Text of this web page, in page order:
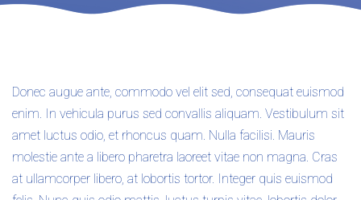
Donec augue ante, commodo vel elit sed, consequat euismod
enim. In vehicula purus sed convallis aliquam. Vestibulum sit
amet luctus odio, et rhoncus quam. Nulla facilisi. Mauris
molestie ante a libero pharetra laoreet vitae non magna. Cras
at ullamcorper libero, at lobortis tortor. Integer quis euismod